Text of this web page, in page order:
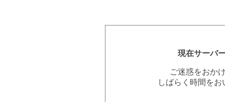
現在サーバ
ご迷惑をおか
しばらく時間を